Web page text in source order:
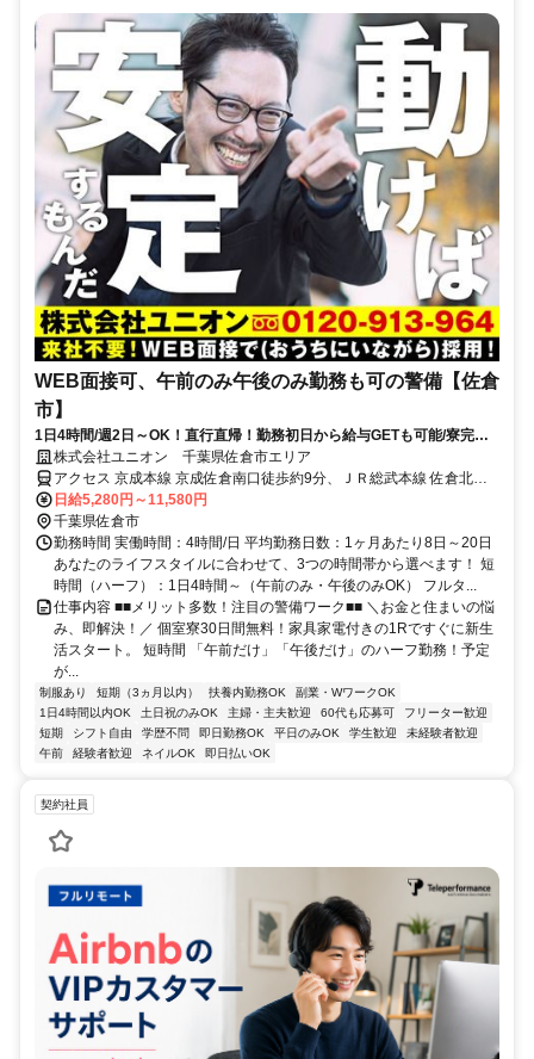
WEB面接可、午前のみ午後のみ勤務も可の警備【佐倉
市】
1日4時間/週2日～OK！直行直帰！勤務初日から給与GETも可能/寮完備
＆携帯貸与♪
株式会社ユニオン 千葉県佐倉市エリア
アクセス 京成本線 京成佐倉南口徒歩約9分、ＪＲ総武本線 佐倉北口
徒歩約22分、ＪＲ総武本線 佐倉北口徒歩約22分 千葉県佐倉市エリア
（井野駅、大佐倉駅、京成臼井駅、京成佐倉駅、公園駅、佐倉駅、志
津駅、女子大駅等）
日給5,280円～11,580円
千葉県佐倉市
勤務時間 実働時間：4時間/日 平均勤務日数：1ヶ月あたり8日～20日
あなたのライフスタイルに合わせて、3つの時間帯から選べます！ 短
時間（ハーフ）：1日4時間～（午前のみ・午後のみOK） フルタ...
仕事内容 ■■メリット多数！注目の警備ワーク■■ ＼お金と住まいの悩
み、即解決！／ 個室寮30日間無料！家具家電付きの1Rですぐに新生
活スタート。 短時間 「午前だけ」「午後だけ」のハーフ勤務！予定
が...
制服あり 短期（3ヵ月以内） 扶養内勤務OK
副業・WワークOK
1日4時間以内OK
土日祝のみOK 主婦・主夫歓迎 60代も応募可
フリーター歓迎
短期
シフト自由 学歴不問 即日勤務OK 平日のみOK 学生歓迎
未経験者歓迎
午前
経験者歓迎 ネイルOK 即日払いOK
契約社員